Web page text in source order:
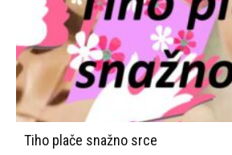
Tiho plače snažno srce